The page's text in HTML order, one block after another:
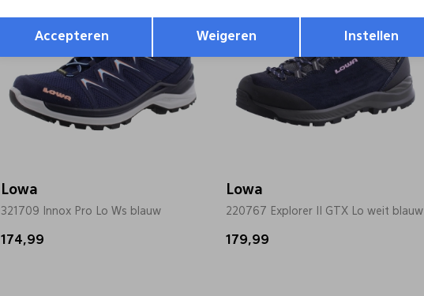
Lowa
321709 Innox Pro Lo Ws blauw
174,99
Lowa
220767 Explorer II GTX Lo weit blauw
179,99
Terug Opslaan
Accepteren Weigeren Instellen